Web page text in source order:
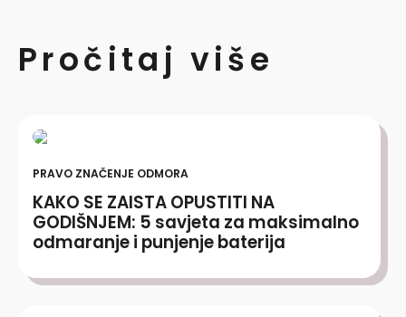
Pročitaj više
PRAVO ZNAČENJE ODMORA
KAKO SE ZAISTA OPUSTITI NA
GODIŠNJEM: 5 savjeta za maksimalno
odmaranje i punjenje baterija